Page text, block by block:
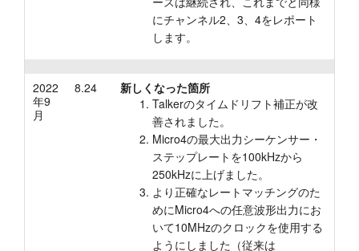
にチャンネル2、3、4をレポート
します。
2022
年9
月
8.24
新しくなった箇所
Talkerのタイムドリフト補正が改
善されました。
Micro4の最大出力シーケンサー・
ステップレートを100kHzから
250kHzに上げました。
より正確なレートマッチングのた
めにMicro4への任意波形出力にお
いて10MHzのクロックを使用する
ようにしました（従来は